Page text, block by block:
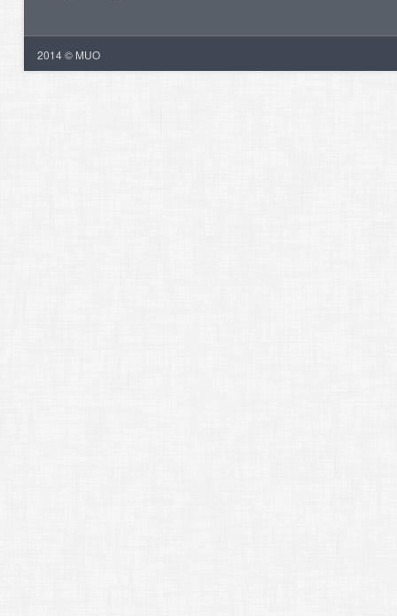
2014 © MUO